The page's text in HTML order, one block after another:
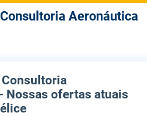
Aeronáutica
Nossas ofertas atuais